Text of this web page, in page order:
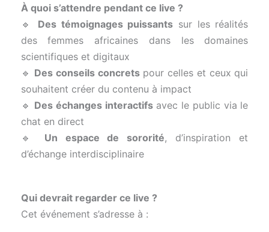
À quoi s’attendre pendant ce live ?
🔹 Des témoignages puissants sur les réalités
des femmes africaines dans les domaines
scientifiques et digitaux
🔹 Des conseils concretspour celles et ceux qui
souhaitent créer du contenu à impact
🔹 Des échanges interactifsavec le public via le
chat en direct
🔹 Un espace de sororité, d’inspiration et
d’échange interdisciplinaire
Qui devrait regarder ce live ?
Cet événement s’adresse à :